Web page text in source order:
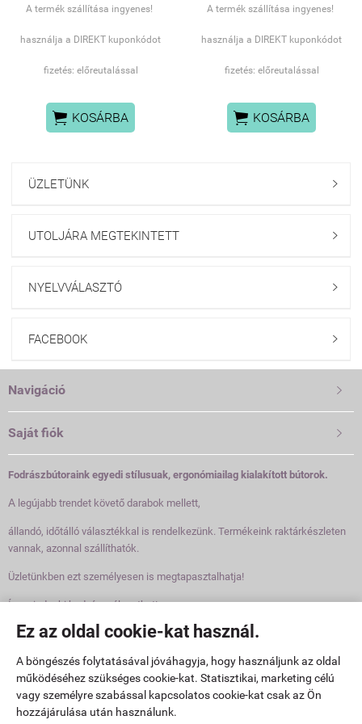
Ez az oldal cookie-kat használ.
A böngészés folytatásával jóváhagyja, hogy használjunk az oldal
működéséhez szükséges cookie-kat. Statisztikai, marketing célú
vagy személyre szabással kapcsolatos cookie-kat csak az Ön
hozzájárulása után használunk.
A termék szállítása ingyenes!
használja a DIREKT kuponkódot
fizetés: előreutalással
 KOSÁRBA
A termék szállítása ingyenes!
használja a DIREKT kuponkódot
fizetés: előreutalással
 KOSÁRBA
ÜZLETÜNK 
UTOLJÁRA MEGTEKINTETT 
NYELVVÁLASZTÓ 
FACEBOOK 
Navigáció 
Saját fiók 
Fodrászbútoraink egyedi stílusuak, ergonómiailag kialakított bútorok.
A legújabb trendet követő darabok mellett,
állandó, időtálló választékkal is rendelkezünk. Termékeink raktárkészleten
vannak, azonnal szállíthatók.
Üzletünkben ezt személyesen is megtapasztalhatja!
Így mindenki kedvére válogathat!
www.fodraszbutorok.hu -Pannonbeauty Kft- ÁSZF-Adatkezelési tájékoztató